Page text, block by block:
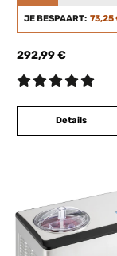
JE BESPAART: 73,25
292,99 €
Details